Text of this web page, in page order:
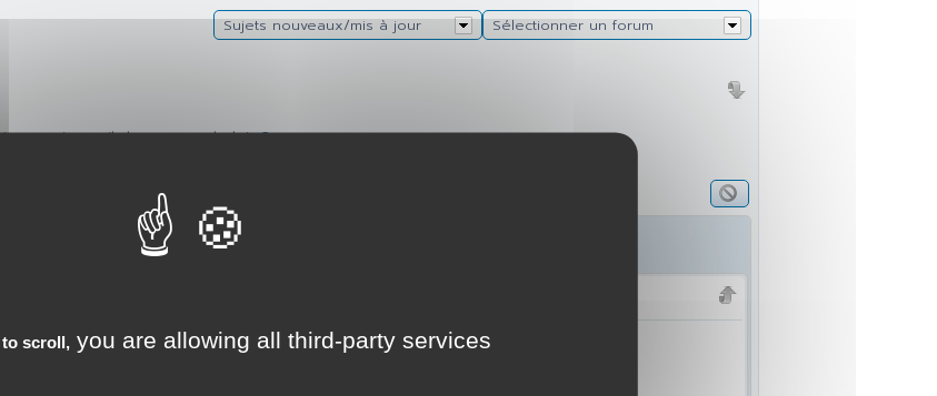
Sélectionner un forum
Sujets nouveaux/mis à jour
- existe-t-il des textes de lois ?
- existe-t-il des textes de lois ?
scroll, you are allowing all third-party services